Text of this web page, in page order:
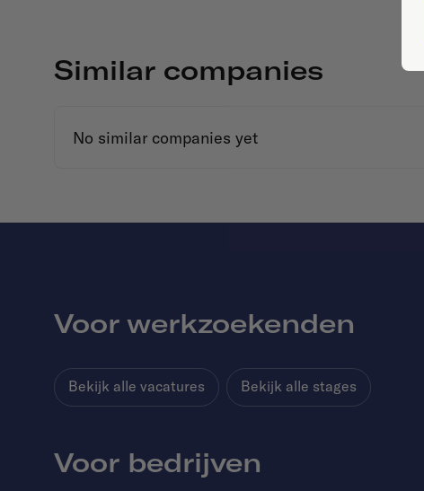
Similar companies
No similar companies yet
Voor werkzoekenden
Bekijk alle vacatures Bekijk alle stages
Voor bedrijven